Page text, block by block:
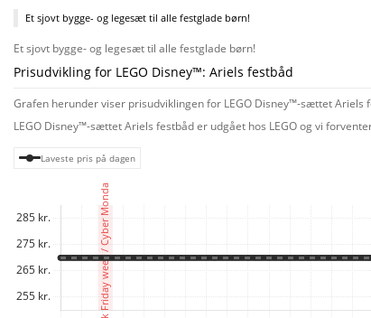
Et sjovt bygge- og legesæt til alle festglade børn!
Et sjovt bygge- og legesæt til alle festglade børn!
Prisudvikling for LEGO Disney™: Ariels festbåd
Grafen herunder viser prisudviklingen for LEGO Disney™-sættet
LEGO Disney™-sættet Ariels festbåd er udgået hos LEGO og vi
Laveste pris på dagen